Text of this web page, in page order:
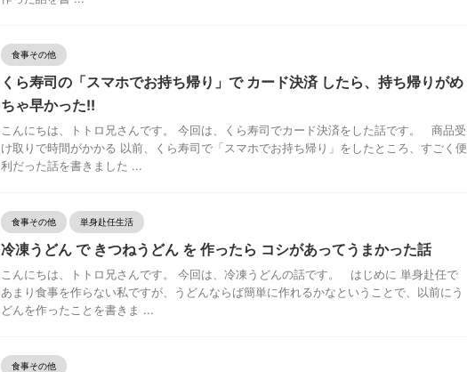
食事その他
くら寿司の「スマホでお持ち帰り」で カード決済 したら、持ち帰りがめ
ちゃ早かった!!
こんにちは、トトロ兄さんです。 今回は、くら寿司でカード決済をした話です。 商品受
け取りで時間がかかる 以前、くら寿司で「スマホでお持ち帰り」をしたところ、すごく便
利だった話を書きました ...
食事その他 単身赴任生活
冷凍うどん で きつねうどん を 作ったら コシがあってうまかった話
こんにちは、トトロ兄さんです。 今回は、冷凍うどんの話です。 はじめに 単身赴任で
あまり食事を作らない私ですが、うどんならば簡単に作れるかなということで、以前にう
どんを作ったことを書きま ...
食事その他